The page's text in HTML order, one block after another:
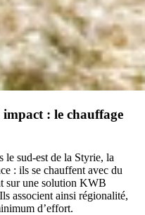
: le chauffage
le sud-est de la Styrie, la
: ils se chauffent avec du
sur une solution KWB
associent ainsi régionalité,
d’effort.